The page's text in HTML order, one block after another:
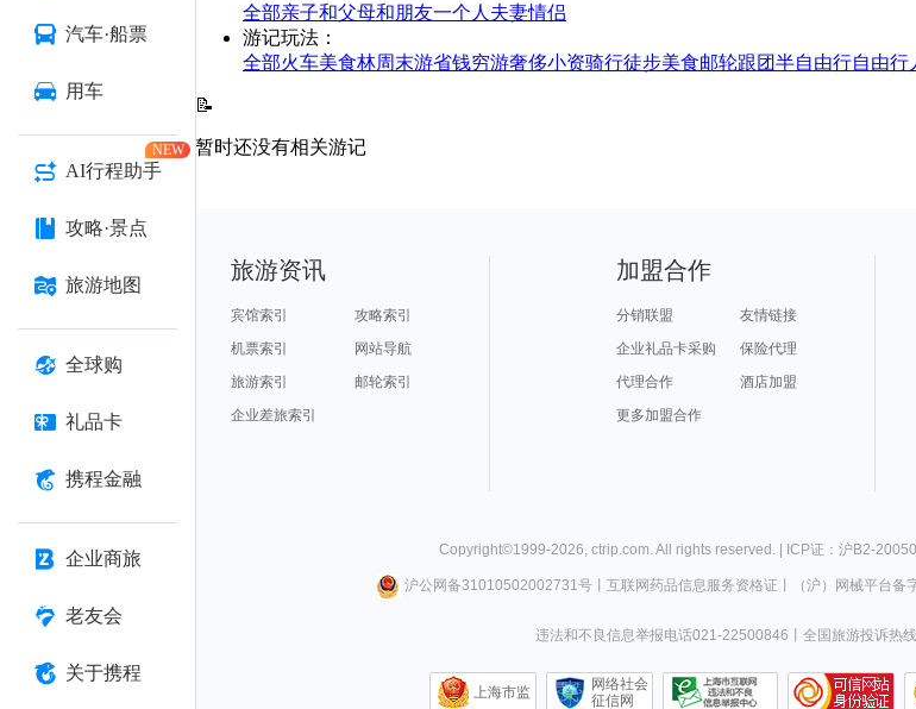
汽车·船票
用车
AI行程助手
NEW
攻略·景点
旅游地图
全球购
礼品卡
携程金融
企业商旅
老友会
关于携程
全部亲子和父母和朋友一个人 夫妻情侣
游记玩法 ：
全部火车美食林周末游省钱穷游奢侈小资骑行徒步美食邮轮跟团半自由行自由行
📝
暂时还没有相关游记
旅游资讯
宾馆索引
攻略索引
机票索引
网站导航
旅游索引
邮轮索引
企业差旅索引
加盟合作
分销联盟
友情链接
企业礼品卡采购
保险代理
代理合作
酒店加盟
更多加盟合作
Copyright©1999-2026, ctrip.com. All rights reserved. | ICP证：沪B2-
沪公网备31010502002731号丨 互联网药品信息服务资格证 （沪）网械平台
违法和不良信息举报电话021-22500846 全国旅游投诉热
上海市监
网络社会
征信网